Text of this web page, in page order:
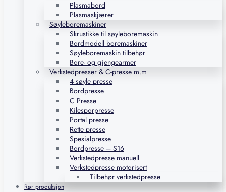
Plasmabord
Plasmaskjærer
Søyleboremaskiner
Skrustikke til søyleboremaskin
Bordmodell boremaskiner
Søyleboremaskin tilbehør
Bore- og gjengearmer
Verkstedpresser & C-presse m.m
4 søyle presse
Bordpresse
C Presse
Kilesporpresse
Portal presse
Rette presse
Spesialpresse
Bordpresse – S16
Verkstedpresse manuell
Verkstedpresse motorisert
Tilbehør verkstedpresse
Rør produksjon